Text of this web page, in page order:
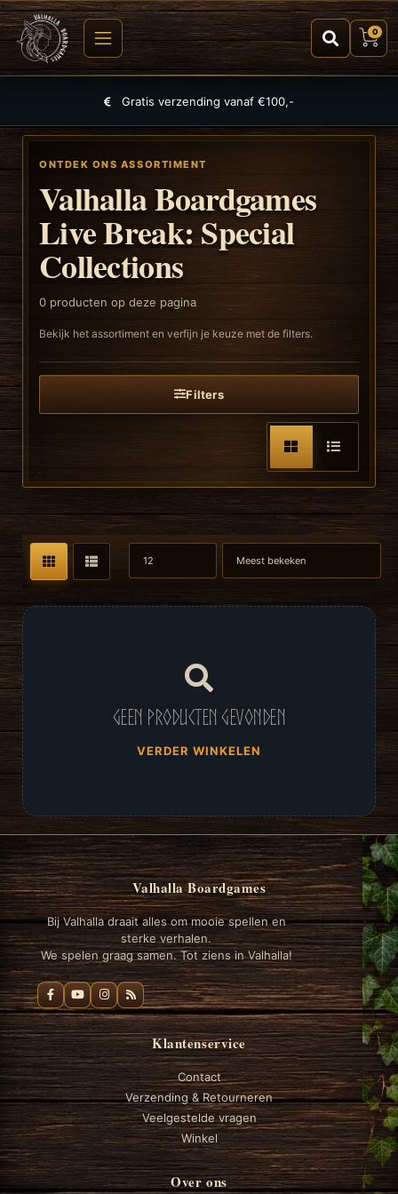
0
Gratis verzending vanaf €100,-
ONTDEK ONS ASSORTIMENT
Valhalla Boardgames
Live Break: Special
Collections
0 producten op deze pagina
Bekijk het assortiment en verfijn je keuze met de filters.
Filters
Geen producten gevonden
VERDER WINKELEN
Valhalla Boardgames
Bij Valhalla draait alles om mooie spellen en
sterke verhalen.
We spelen graag samen. Tot ziens in Valhalla!
Klantenservice
Contact
Verzending & Retourneren
Veelgestelde vragen
Winkel
Over ons